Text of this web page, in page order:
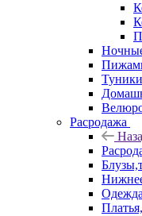
Расродажа